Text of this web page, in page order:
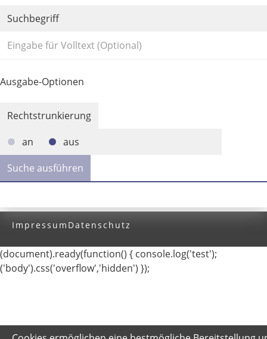
Suchbegriff
Ausgabe-Optionen
Rechtstrunkierung
an
aus
Impressum Datenschutz
(document).ready(function() { console.log('test');
('body').css('overflow','hidden') });